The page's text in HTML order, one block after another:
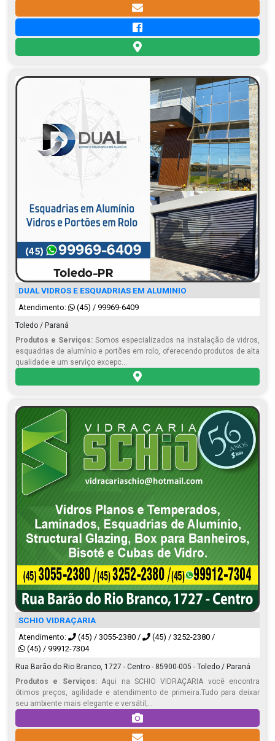
DUAL VIDROS E ESQUADRIAS EM ALUMINIO
Atendimento: (45) / 99969-6409
Toledo / Paraná
Produtos e Serviços: Somos especializados na instalação de vidros,
esquadrias de alumínio e portões em rolo, oferecendo produtos de alta
qualidade e um serviço excepc...
SCHIO VIDRAÇARIA
Atendimento: (45) / 3055-2380 / (45) / 3252-2380 /
(45) / 99912-7304
Rua Barão do Rio Branco, 1727 - Centro - 85900-005 - Toledo / Paraná
Produtos e Serviços:Aqui na SCHIO VIDRAÇARIA você encontra
ótimos preços, agilidade e atendimento de primeira.Tudo para deixar
seu ambiente mais elegante e versátil;...